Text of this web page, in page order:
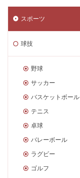
スポーツ
球技
野球
サッカー
バスケットボール
テニス
卓球
バレーボール
ラグビー
ゴルフ